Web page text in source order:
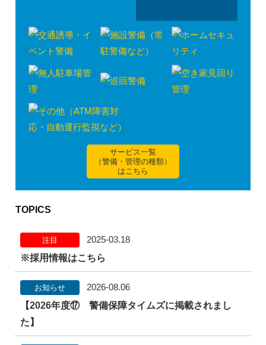
ン
サービス一覧
（警備・管理の種類）
はこちら
TOPICS
注目
2025-03.18
※採用情報はこちら
お知らせ
2026-08.06
【2026年度⑰ 警備保障タイムズに掲載されまし
た】